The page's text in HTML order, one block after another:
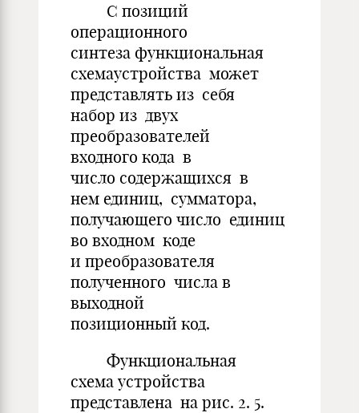
С позиций
операционного
синтеза функциональная
схемаустройства может
представлять из себя
набор из двух
преобразователей
входного кода в
число содержащихся в
нем единиц, сумматора,
получающего число единиц
во входном коде
и преобразователя
полученного числа в
выходной
позиционный код.
Функциональная
схема устройства
представлена на рис. 2. 5.